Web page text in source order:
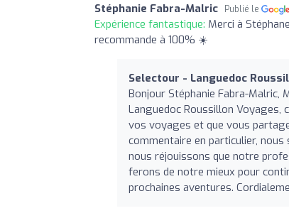
Stéphanie Fabra-Malric Publié le
Expérience fantastique: Merci à
recommande à 100% ☀️️
Selectour - Languedoc
Bonjour Stéphanie Fabra-
Languedoc Roussillon Voyages,
vos voyages et que vous
commentaire en particulier,
nous réjouissons que notre
ferons de notre mieux pour
prochaines aventures.